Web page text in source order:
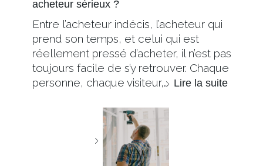
acheteur sérieux ?
Entre l’acheteur indécis, l’acheteur qui
prend son temps, et celui qui est
réellement pressé d’acheter, il n’est pas
toujours facile de s’y retrouver. Chaque
personne, chaque visiteur,… Lire la suite